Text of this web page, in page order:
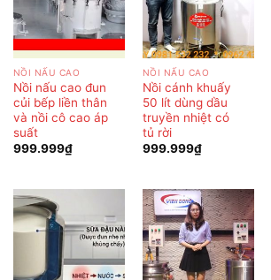
NỒI NẤU CAO
Nồi nấu cao đun
củi bếp liền thân
và nồi cô cao áp
suất
999.999₫
NỒI NẤU CAO
Nồi cánh khuấy
50 lít dùng dầu
truyền nhiệt có
tủ rời
999.999₫